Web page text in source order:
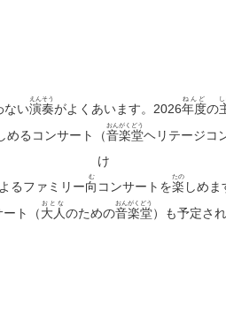
ない演奏
えんそう
がよく あいます。2026年度
ねんど
の
めるコンサート（音楽堂
おんがくどう
ヘリテージコ
るファミリー向
む
け
コンサートを楽
たの
しめま
ト（大人
おとな
のための音楽堂
おんがくどう
）も予定さ